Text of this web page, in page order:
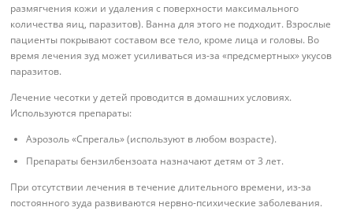
размягчения кожи и удаления с поверхности максимального
количества яиц, паразитов). Ванна для этого не подходит. Взрослые
пациенты покрывают составом все тело, кроме лица и головы. Во
время лечения зуд может усиливаться из-за «предсмертных» укусов
паразитов.
Лечение чесотки у детей проводится в домашних условиях.
Используются препараты:
Аэрозоль «Спрегаль» (используют в любом возрасте).
Препараты бензилбензоата назначают детям от 3 лет.
При отсутствии лечения в течение длительного времени, из-за
постоянного зуда развиваются нервно-психические заболевания.